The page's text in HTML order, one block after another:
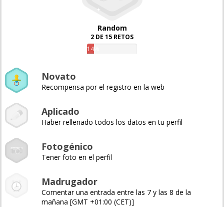
Random
2 DE 15 RETOS
14%
Novato
Recompensa por el registro en la web
Aplicado
Haber rellenado todos los datos en tu perfil
Fotogénico
Tener foto en el perfil
Madrugador
Comentar una entrada entre las 7 y las 8 de la
mañana [GMT +01:00 (CET)]